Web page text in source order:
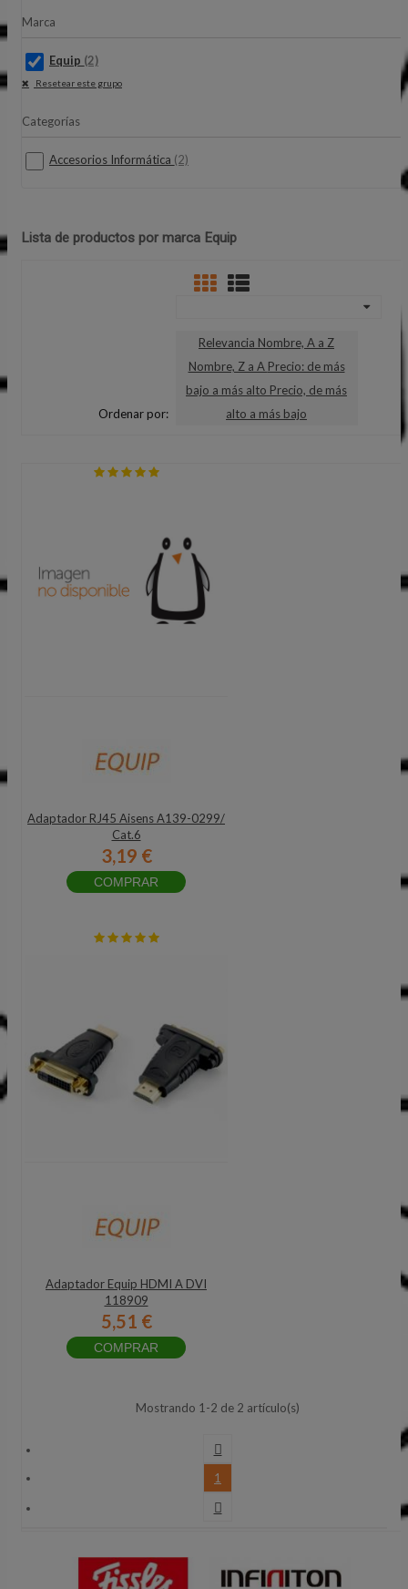
Marca
Equip (2)
Resetear este grupo
Categorías
Accesorios Informática (2)
Lista de productos por marca Equip
Ordenar por:
Relevancia Nombre, A a Z
Nombre, Z a A Precio: de más
bajo a más alto Precio, de más
alto a más bajo
Adaptador RJ45 Aisens A139-0299/
Cat.6
3,19 €
COMPRAR
Adaptador Equip HDMI A DVI
118909
5,51 €
COMPRAR
Mostrando 1-2 de 2 artículo(s)

1
